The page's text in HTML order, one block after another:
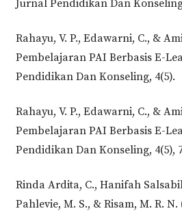
Jurnal Pendidikan Dan
Rahayu, V. P., Edawarni, C., &
Pembelajaran PAI Berbasis E-
Pendidikan Dan Konseling, 4(5).
Rahayu, V. P., Edawarni, C., &
Pembelajaran PAI Berbasis E-
Pendidikan Dan Konseling, 4(5),
Rinda Ardita, C., Hanifah
Pahlevie, M. S., & Risam, M. R. N.